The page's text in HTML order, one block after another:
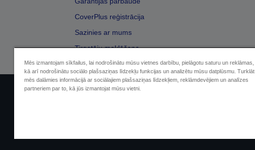
CoverPlus reģistrācija
Sazinies ar mums
Tirgotāju meklēšana
Sellers Identification
Mēs izmantojam sīkfailus, lai nodrošinātu mūsu vietnes darbību, pielāgotu saturu un reklāmas,
kā arī nodrošinātu sociālo plašsaziņas līdzekļu funkcijas un analizētu mūsu datplūsmu. Turklāt
mēs dalāmies informācijā ar sociālajiem plašsaziņas līdzekļiem, reklāmdevējiem un analīzes
partneriem par to, kā jūs izmantojat mūsu vietni.